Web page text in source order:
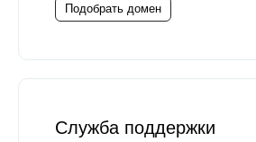
Подобрать домен
Служба поддержки